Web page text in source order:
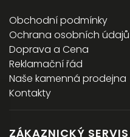
Obchodní podmínky
Ochrana osobních údajů
Doprava a Cena
Reklamační řád
Naše kamenná prodejna
Kontakty
ZÁKAZNICKÝ SERVIS